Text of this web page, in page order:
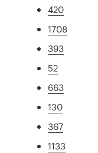
420
1708
393
52
663
130
367
1133